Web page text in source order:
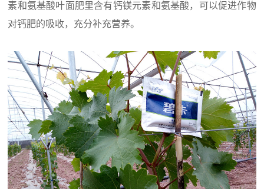
素和氨基酸叶面肥里含有钙镁元素和氨基酸，可以促进作物
对钙肥的吸收，充分补充营养。